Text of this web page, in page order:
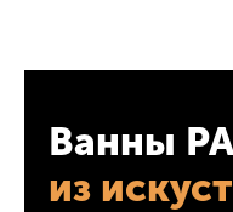
Ванны
из